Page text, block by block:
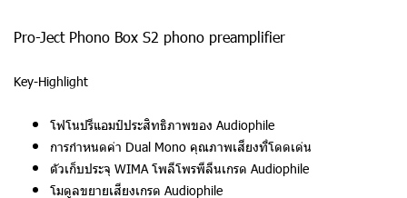
Pro-Ject Phono Box S2 phono preamplifier
Key-Highlight
โฟโนปรีแอมป์ประสิทธิภาพของ Audiophile
การกำหนดค่า Dual Mono คุณภาพเสียงที่โดดเด่น
ตัวเก็บประจุ WIMA โพลีโพรพีลีนเกรด Audiophile
โมดูลขยายเสียงเกรด Audiophile